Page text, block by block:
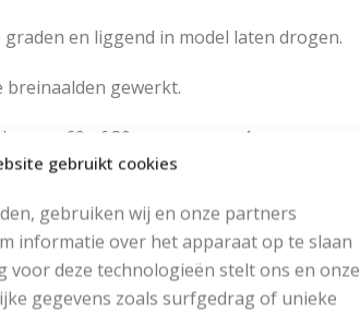
gebruikt cookies
gebruiken wij en onze partners
informatie over het apparaat op te slaan
deze technologieën stelt ons en onze
gegevens zoals surfgedrag of unieke
graden en liggend in model laten drogen.
breinaalden gewerkt.
van 60 of 80 cm, nummer 4